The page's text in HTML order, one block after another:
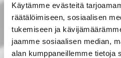
Käytämme evästeitä
räätälöimiseen, sosiaalisen
tukemiseen ja
jaamme sosiaalisen median,
alan kumppaneillemme tietoja